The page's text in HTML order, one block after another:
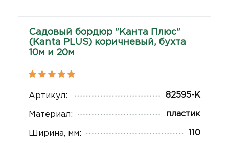
Садовый бордюр "Канта Плюс"
(Kanta PLUS) коричневый, бухта
10м и 20м
Артикул: 82595-К
Материал: пластик
Ширина, мм: 110